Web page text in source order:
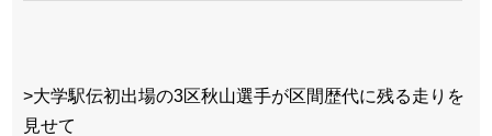
>大学駅伝初出場の3区秋山選手が区間歴代に残る走りを
見せて